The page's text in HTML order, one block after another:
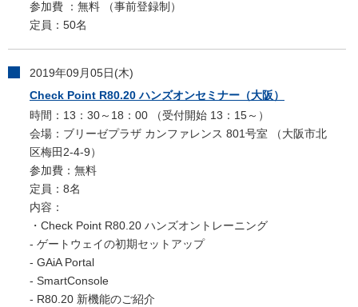
参加費 ：無料 （事前登録制）
定員：50名
2019年09月05日(木)
Check Point R80.20 ハンズオンセミナー（大阪）
時間：13：30～18：00 （受付開始 13：15～）
会場：ブリーゼプラザ カンファレンス 801号室 （大阪市北
区梅田2-4-9）
参加費：無料
定員：8名
内容：
・Check Point R80.20 ハンズオントレーニング
- ゲートウェイの初期セットアップ
- GAiA Portal
- SmartConsole
- R80.20 新機能のご紹介